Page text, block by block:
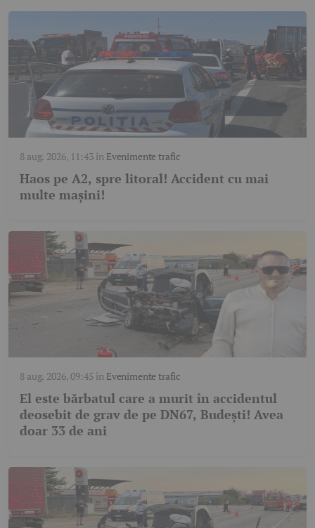
8 aug. 2026, 11:43în Evenimente trafic
Haos pe A2, spre litoral! Accident cu mai
multe mașini!
8 aug. 2026, 09:45 în Evenimente trafic
El este bărbatul care a murit în accidentul
deosebit de grav de pe DN67, Budești! Avea
doar 33 de ani